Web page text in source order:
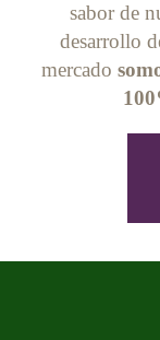
sabor de
desarrollo
mercado